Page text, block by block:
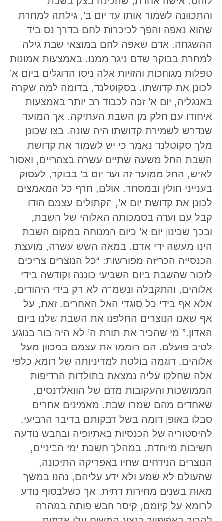
והתכוונה לשמור אותו עד יום ב’, גילתה למחרת
שהוא נאפה והפך לכיכרות לחם בדרך נס ביד
ההשגחה. אדם שאפה לחם במוצאי שבת גילה
למחרת בבוקר שדם ניגר ממנו. באמצעות אמונות
טפלות מגוחכות והזויות אלה ניסו הדוגלים ביום א’
לכונן את קדושתו. בסקוטלנד, בדומה למה שקרה
באנגליה, יום א’ זכה לכבוד רב יותר באמצעות
איחודו עם חלק מן השבת העתיקה. אך המועד
שנדרש לשמירת קדושתו היה שונה. בצו שכונן
מלך סקוטלנד נאמר כי יש לשמור את קדושת
השבת החל משעה שתיים עשרה בצהריים, ואסור
לאיש, החל ממועד זה ועד יום ב’ בבוקר, לעסוק
בענייני חולין ובמסחר. אולם, חרף כל המאמצים
לכונן את קדושת יום א’, הקתולים עצמם הודו
קבל עם ועדה בסמכותה האלוהי של השבת,
ובכך שכינון יום א’ כיום המנוחה במקום השבת
הינו מעשה ידי אדם. במאה השש עשרה, מועצת
הכנסייה הכריזה מפורשות: “כל הנוצרים צריכים
לזכור שהשבת ביום השביעי כוננה וקודשה בידי
אלוהים, והתקבלה ונשמרה לא רק בידי היהודים,
אלא אף בידי כל סוגדי האל האחרים. זאת, על
אף שאנו הנוצרים החלפנו את השבת שלנו ביום
האדון.” מי שהכיר את תורת ה’ לא היה בור בנוגע
לטיב פועלם. הם רוממו את עצמם במכוון מעל
אלוהים. דוגמה בולטת למדיניותה של רומא כלפי
אלה שחלקו עליה נמצאת בתולדות הרדיפות
הממושכות והעקובות מדם של הוואלדנסים,
שאחדים מהם שמרו שבת. מאמינים אחרים
סבלו באופן דומה בשל דבקותם בדיבר הרביעי.
להיסטוריה של הכנסיות באתיופיה ובחבש נודעה
חשיבות מיוחדת. במהלך חשכת ימי הביניים,
הנוצרים הנידחים שחיו באפריקה התיכונה,
שהעולם לא שמע ולא ידע עליהם, נהנו במשך
מאות בשנים מחירות דתית. אך כשלבסוף נודע
לרומא על קיומם, קיסר חבש פותה במהרה